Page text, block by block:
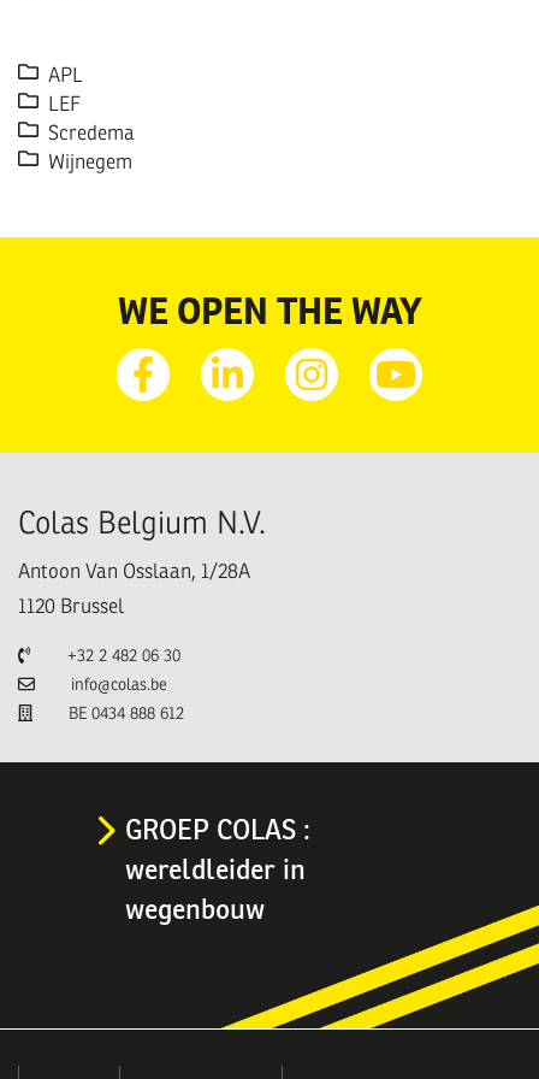
APL
LEF
Scredema
Wijnegem
WE OPEN THE WAY
FacebookLinkedinInstagramYoutube
Colas Belgium N.V.
Antoon Van Osslaan, 1/28A
1120 Brussel
Telefoon+32 2 482 06 30
E-mailinfo@colas.be
BE 0434 888 612
GROEP COLAS :
wereldleider in
wegenbouw